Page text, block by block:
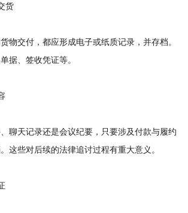
货
交付，都应形成电子或纸质记录，并存档。
据、签收凭证等。
天记录还是会议纪要，只要涉及付款与履约
这些对后续的法律追讨过程有重大意义。